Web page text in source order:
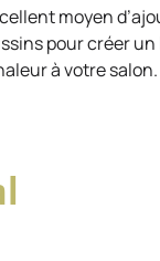
moyen
pour créer
à votre salon.